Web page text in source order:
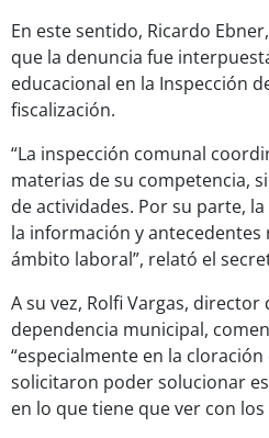
En este sentido, Ricardo
que la denuncia fue
educacional en la Inspección
fiscalización.
“La inspección comunal
materias de su competencia,
de actividades. Por su parte,
la información y antecedentes
ámbito laboral”, relató el
A su vez, Rolfi Vargas,
dependencia municipal,
“especialmente en la
solicitaron poder solucionar
en lo que tiene que ver con